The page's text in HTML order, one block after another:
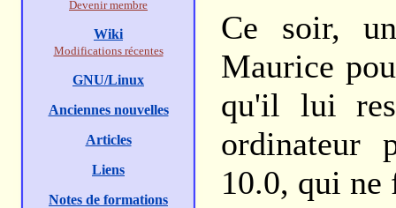
Ce soir,
Maurice
qu'il lui
ordinateur
10.0, qui ne
Devenir membre
Wiki
Modifications récentes
GNU/Linux
Anciennes nouvelles
Articles
Liens
Notes de formations